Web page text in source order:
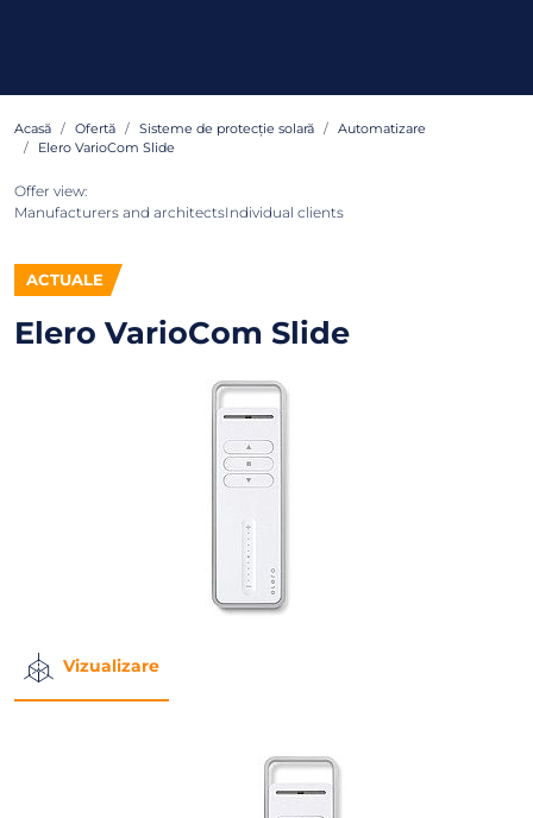
Acasă Ofertă Sisteme de protecție solară
Automatizare
Elero VarioCom Slide
Offer view:
Manufacturers and architectsIndividual clients
ACTUALE
Elero VarioCom Slide
Vizualizare